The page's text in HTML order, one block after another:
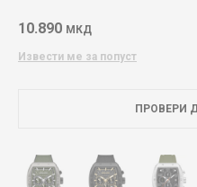
10.890 МКД
Извести ме за попуст
ПРОВЕРИ